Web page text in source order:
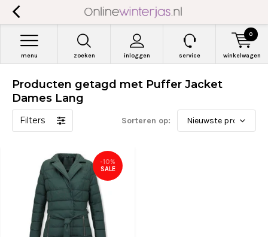
zoeken inloggen
menu service winkelwagen
0
Producten getagd met Puffer Jacket
Dames Lang
Filters Sorteren op:
-10%
SALE